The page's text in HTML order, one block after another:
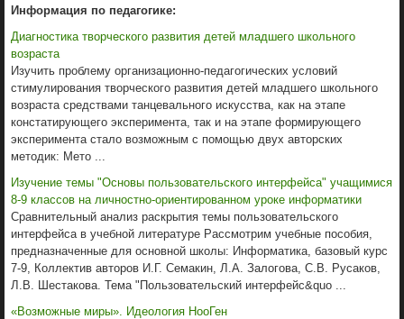
Информация по педагогике:
Диагностика творческого развития детей младшего школьного
возраста
Изучить проблему организационно-педагогических условий
стимулирования творческого развития детей младшего школьного
возраста средствами танцевального искусства, как на этапе
констатирующего эксперимента, так и на этапе формирующего
эксперимента стало возможным с помощью двух авторских
методик: Мето ...
Изучение темы "Основы пользовательского интерфейса" учащимися
8-9 классов на личностно-ориентированном уроке информатики
Сравнительный анализ раскрытия темы пользовательского
интерфейса в учебной литературе Рассмотрим учебные пособия,
предназначенные для основной школы: Информатика, базовый курс
7-9, Коллектив авторов И.Г. Семакин, Л.А. Залогова, С.В. Русаков,
Л.В. Шестакова. Тема "Пользовательский интерфейс&quo ...
«Возможные миры». Идеология НооГен